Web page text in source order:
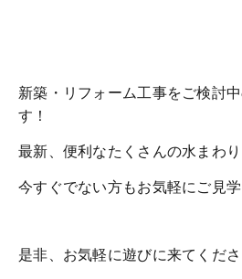
新築・リフォーム工事をご検討
す！
最新、便利なたくさんの水まわり
今すぐでない方もお気軽にご見学
是非、お気軽に遊びに来てくださ